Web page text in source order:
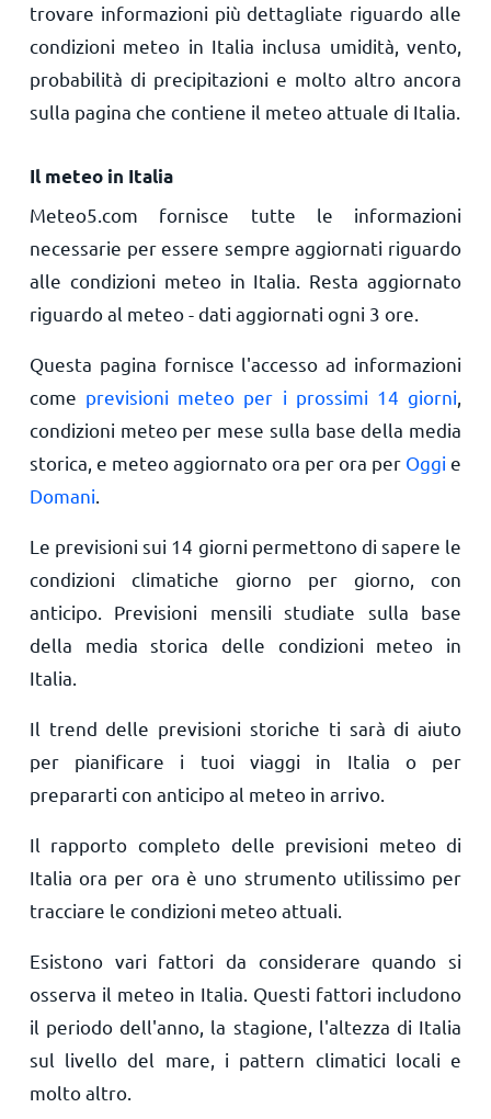
trovare informazioni più dettagliate riguardo alle
condizioni meteo in Italia inclusa umidità, vento,
probabilità di precipitazioni e molto altro ancora
sulla pagina che contiene il meteo attuale di Italia.
Il meteo in Italia
Meteo5.com fornisce tutte le informazioni
necessarie per essere sempre aggiornati riguardo
alle condizioni meteo in Italia. Resta aggiornato
riguardo al meteo - dati aggiornati ogni 3 ore.
Questa pagina fornisce l'accesso ad informazioni
come previsioni meteo per i prossimi 14 giorni
condizioni meteo per mese sulla base della media
storica, e meteo aggiornato ora per ora per Oggi e
Domani
Le previsioni sui 14 giorni permettono di sapere le
condizioni climatiche giorno per giorno, con
anticipo. Previsioni mensili studiate sulla base
della media storica delle condizioni meteo in
Italia.
Il trend delle previsioni storiche ti sarà di aiuto
per pianificare i tuoi viaggi in Italia o per
prepararti con anticipo al meteo in arrivo.
Il rapporto completo delle previsioni meteo di
Italia ora per ora è uno strumento utilissimo per
tracciare le condizioni meteo attuali.
Esistono vari fattori da considerare quando si
osserva il meteo in Italia. Questi fattori includono
il periodo dell'anno, la stagione, l'altezza di Italia
sul livello del mare, i pattern climatici locali e
molto altro.